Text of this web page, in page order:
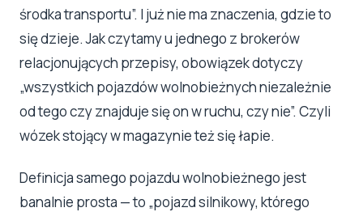
środka transportu”. I już nie ma znaczenia, gdzie to
się dzieje. Jak czytamy u jednego z brokerów
relacjonujących przepisy, obowiązek dotyczy
„wszystkich pojazdów wolnobieżnych niezależnie
od tego czy znajduje się on w ruchu, czy nie”. Czyli
wózek stojący w magazynie też się łapie.
Definicja samego pojazdu wolnobieżnego jest
banalnie prosta — to „pojazd silnikowy, którego